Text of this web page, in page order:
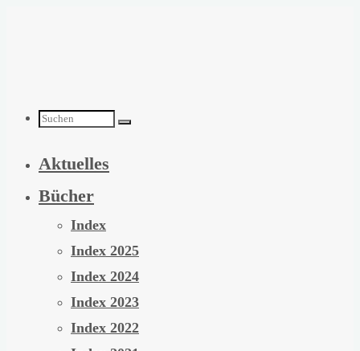
Suchen
nach:
Aktuelles
Bücher
Index
Index 2025
Index 2024
Index 2023
Index 2022